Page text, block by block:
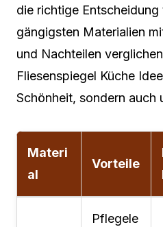
die richtige
gängigsten Materialien
und Nachteilen
Fliesenspiegel Küche
Schönheit, sondern auch
Materi
al
Vorteile
Pflegele